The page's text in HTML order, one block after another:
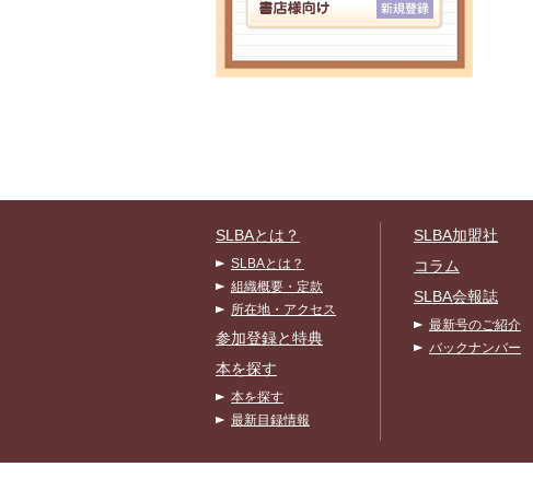
SLBAとは？
SLBAとは？
組織概要・定款
所在地・アクセス
参加登録と特典
本を探す
本を探す
最新目録情報
SLBA加盟社
コラム
SLBA会報誌
最新号のご紹介
バックナンバー